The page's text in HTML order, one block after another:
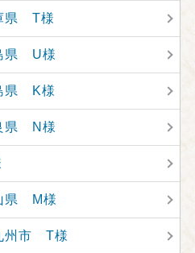
県 T様
県 U様
県 K様
県 N様
県 M様
州市 T様